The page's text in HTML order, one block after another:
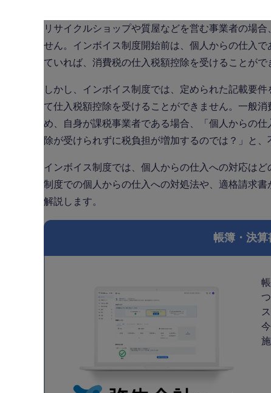
リサイクルショップや質屋などを営む事業者の場
せん。インボイス制度開始前は、個人からの仕入
ていれば、消費税の仕入税額控除を受けることがで
しかし、インボイス制度では、定められた記載要
て仕入税額控除を受けることができません。一般
め、自身が課税事業者である場合、「個人からの
除が受けられずに税負担が増加するのでは？」と
インボイス制度では、個人からの仕入への対応は
制度での個人からの仕入への対処法や、適格請求
解説します。
帳簿・決算
ス